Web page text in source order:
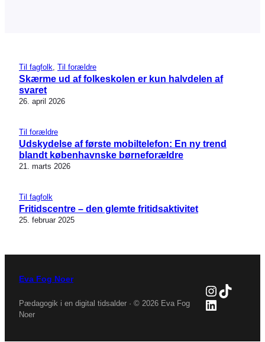
Til fagfolk Til forældre
Skærme ud af folkeskolen er kun halvdelen af
svaret
26. april 2026
Til forældre
Udskydelse af første mobiltelefon: En ny trend
blandt københavnske børneforældre
21. marts 2026
Til fagfolk
Fritidscentre – den glemte fritidsaktivitet
25. februar 2025
Eva Fog Noer
Pædagogik i en digital tidsalder · © 2026 Eva Fog
Noer
TikTok
LinkedIn